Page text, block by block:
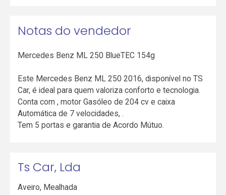
Notas do vendedor
Mercedes Benz ML 250 BlueTEC 154g
Este Mercedes Benz ML 250 2016, disponível no TS
Car, é ideal para quem valoriza conforto e tecnologia.
Conta com , motor Gasóleo de 204 cv e caixa
Automática de 7 velocidades, .
Tem 5 portas e garantia de Acordo Mútuo.
Ts Car, Lda
Aveiro, Mealhada